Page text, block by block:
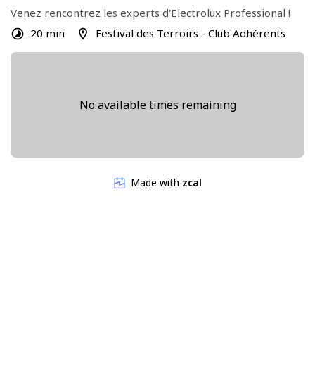
Venez rencontrez les experts d'Electrolux Professional !
20 min
Festival des Terroirs - Club Adhérents
No available times remaining
Made with zcal